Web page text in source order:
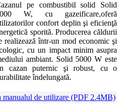
pe combustibil solid Solid
W, cu gazeificare,oferă
confort deplin şi eficienţă
sporită. Producerea căldurii
realizează într-un mod economic şi
cu un impact minim asupra
ambiant. Solid 5000 W este
cazan puternic şi robust, cu o
îndelungată.
manualul de utilizare (PDF 2.4MB)